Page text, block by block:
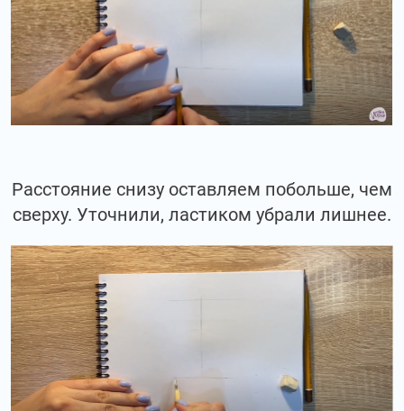
Расстояние снизу оставляем побольше, чем
сверху. Уточнили, ластиком убрали лишнее.